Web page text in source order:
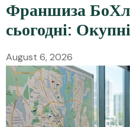
Франшиза
сьогодні:
August 6, 2026